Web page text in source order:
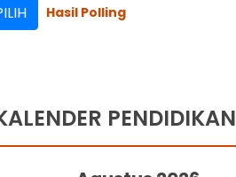
Hasil Polling
PENDIDIKAN